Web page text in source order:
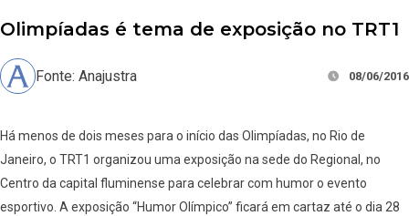
Olimpíadas é tema de exposição no TRT1
Fonte: Anajustra 08/06/2016
Há menos de dois meses para o início das Olimpíadas, no Rio de
Janeiro, o TRT1 organizou uma exposição na sede do Regional, no
Centro da capital fluminense para celebrar com humor o evento
esportivo. A exposição “Humor Olímpico” ficará em cartaz até o dia 28